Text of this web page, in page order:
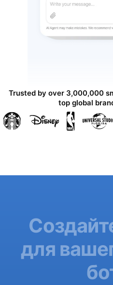
Trusted by over 3,000,000
top global
для